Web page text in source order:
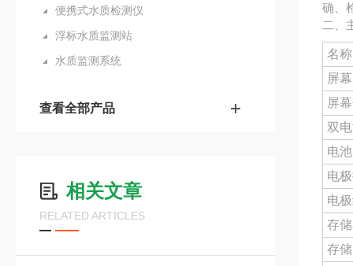
便携式水质检测仪
浮标水质监测站
水质监测系统
查看全部产品
相关文章
RELATED ARTICLES
确、
二、
名称
屏
屏
双
电池
电
电
存
存